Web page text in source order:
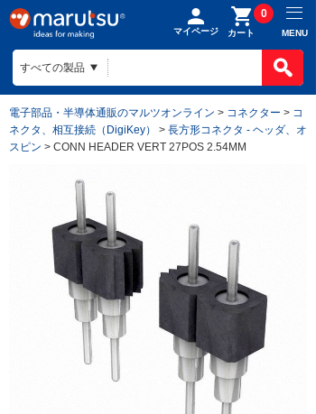
マイページ カート
0
MENU
電子部品・半導体通販のマルツオンライン > コネクター > コ
ネクタ、相互接続（DigiKey）
> 長方形コネクタ - ヘッダ、オ
スピン > CONN HEADER VERT 27POS 2.54MM